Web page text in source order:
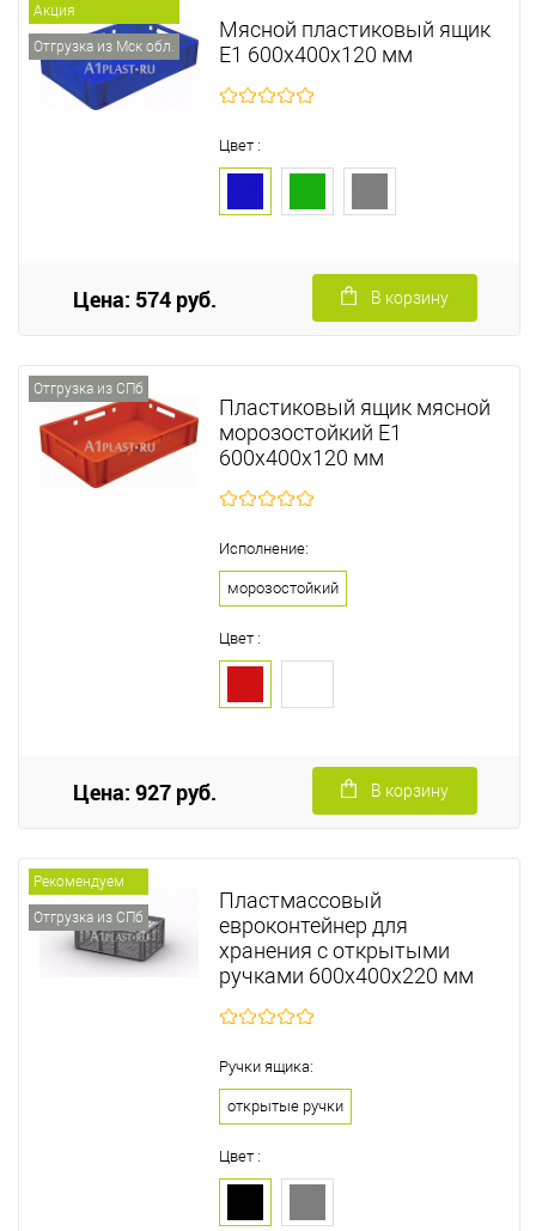
Акция
Отгрузка из Мск обл.
Мясной пластиковый ящик
Е1 600х400х120 мм
Цвет :
Цена: 574 руб. В корзину
Отгрузка из СПб
Пластиковый ящик мясной
морозостойкий Е1
600х400х120 мм
Исполнение:
морозостойкий
Цвет :
Цена: 927 руб. В корзину
Рекомендуем
Отгрузка из СПб
Пластмассовый
евроконтейнер для
хранения с открытыми
ручками 600х400х220 мм
Ручки ящика:
открытые ручки
Цвет :